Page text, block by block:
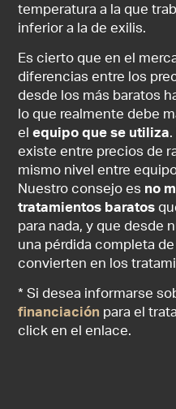
temperatura a la que
inferior a la de exilis.
Es cierto que en el
diferencias entre los
desde los más baratos
lo que realmente debe
elequipo que se utiliza
existe entre precios de
mismo nivel entre
Nuestro consejo es no
tratamientos baratos
para nada, y que desde
una pérdida completa
convierten en los
* Si desea informarse
financiación para el
click en el enlace.